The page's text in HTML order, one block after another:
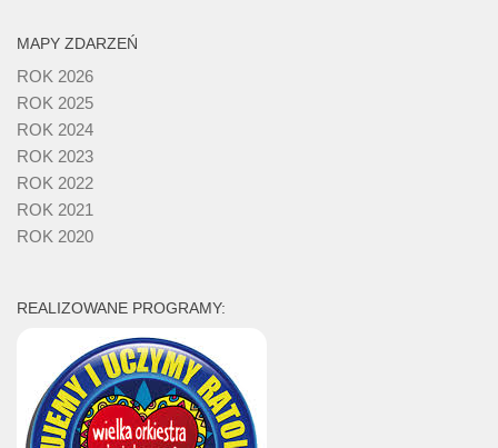
MAPY ZDARZEŃ
ROK 2026
ROK 2025
ROK 2024
ROK 2023
ROK 2022
ROK 2021
ROK 2020
REALIZOWANE PROGRAMY: